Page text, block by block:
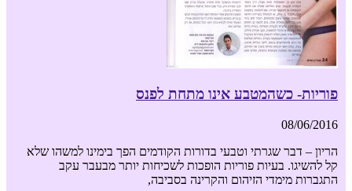
פוריות- כשהמטבע אינו מתחת לפנס
08/06/2016
הריון – דבר שגרתי וטבעי בדורות הקודמים הפך בימינו למשהו שלא
קל להשיגו. בעיות פוריות הופכות לשכיחות יותר מבעבר עקב
התגברות מימדי הזיהום והקרינה בסביבה,